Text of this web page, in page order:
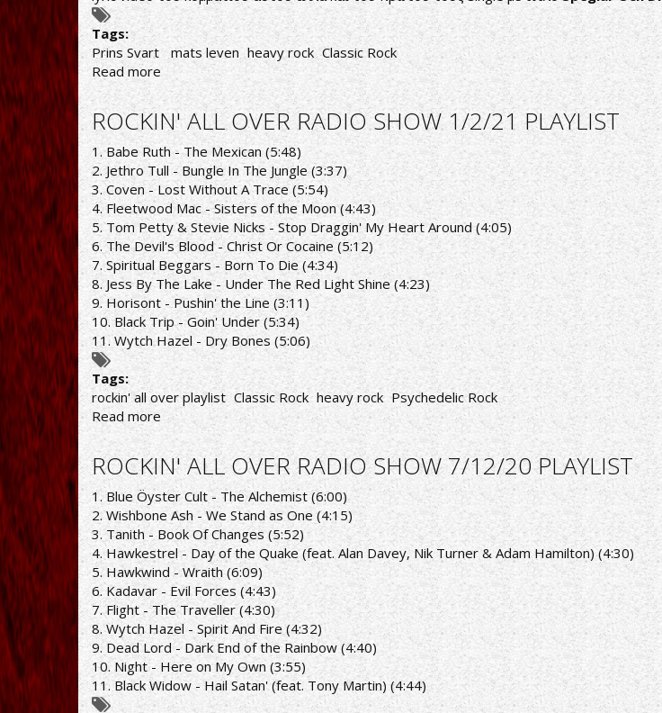
Tags:
Prins Svart ‎
mats leven heavy rock Classic Rock
Read more about
PRINS
SVART:
ΔΕΥΤΕΡΟ
SINGLE
ΜΕΣΑ
ΑΠΟ
ΤΟΝ
ΝΕΟ
ΔΙΣΚΟ
ROCKIN' ALL OVER RADIO SHOW 1/2/21 PLAYLIST
1. Babe Ruth - The Mexican (5:48)
2. Jethro Tull - Bungle In The Jungle (3:37)
3. Coven - Lost Without A Trace (5:54)
4. Fleetwood Mac - Sisters of the Moon (4:43)
5. Tom Petty & Stevie Nicks - Stop Draggin' My Heart Around (4:05)
6. The Devil's Blood - Christ Or Cocaine (5:12)
7. Spiritual Beggars - Born To Die (4:34)
8. Jess By The Lake - Under The Red Light Shine (4:23)
9. Horisont - Pushin' the Line (3:11)
10. Black Trip - Goin' Under (5:34)
11. Wytch Hazel - Dry Bones (5:06)
Tags:
rockin' all over playlist Classic Rock heavy rock Psychedelic Rock
Read more about
ROCKIN'
ALL
OVER
RADIO
SHOW
1/2/21
PLAYLIST
ROCKIN' ALL OVER RADIO SHOW 7/12/20 PLAYLIST
1. Blue Öyster Cult - The Alchemist (6:00)
2. Wishbone Ash - We Stand as One (4:15)
3. Tanith - Book Of Changes (5:52)
4. Hawkestrel - Day of the Quake (feat. Alan Davey, Nik Turner & Adam Hamilton) (4:30)
5. Hawkwind - Wraith (6:09)
6. Kadavar - Evil Forces (4:43)
7. Flight - The Traveller (4:30)
8. Wytch Hazel - Spirit And Fire (4:32)
9. Dead Lord - Dark End of the Rainbow (4:40)
10. Night - Here on My Own (3:55)
11. Black Widow - Hail Satan' (feat. Tony Martin) (4:44)